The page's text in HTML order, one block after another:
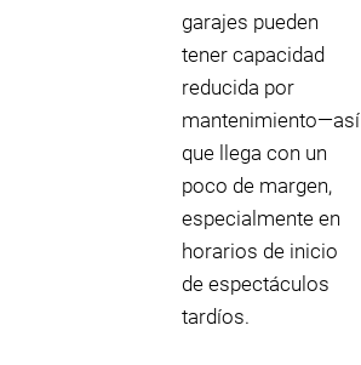
garajes pueden
tener capacidad
reducida por
mantenimiento—así
que llega con un
poco de margen,
especialmente en
horarios de inicio
de espectáculos
tardíos.